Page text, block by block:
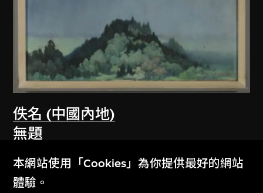
佚名 (中國內地)
無題
1979
本網站使用「Cookies」為你提供最好的網站
體驗。